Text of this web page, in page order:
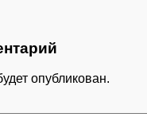
опубликован.